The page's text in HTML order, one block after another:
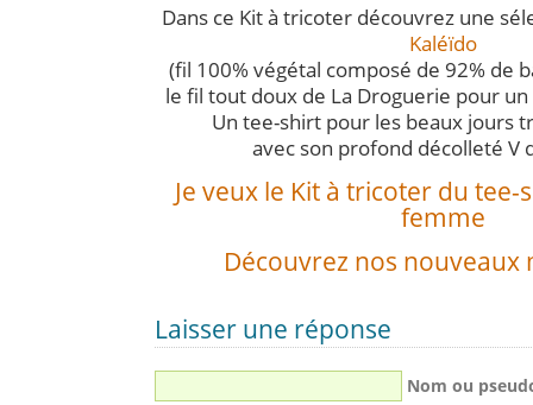
Dans ce Kit à tricoter découvrez une
Kaléïdo
(fil 100% végétal composé de 92% de
le fil tout doux de La Droguerie pour
Un tee-shirt pour les beaux jours
avec son profond décolleté V
Je veux le Kit à tricoter du
femme
Découvrez nos nouveaux
Laisser une réponse
Nom ou